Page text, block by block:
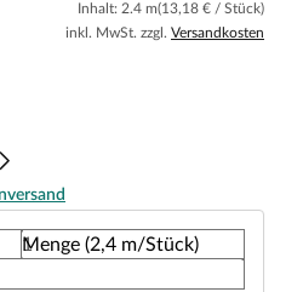
Inhalt: 2.4 m(13,18 € / Stück)
inkl. MwSt. zzgl. Versandkosten
Menge (2,4 m/Stück)